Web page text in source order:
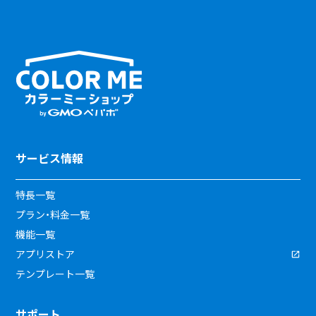
サービス情報
特長一覧
プラン・料金一覧
機能一覧
アプリストア
テンプレート一覧